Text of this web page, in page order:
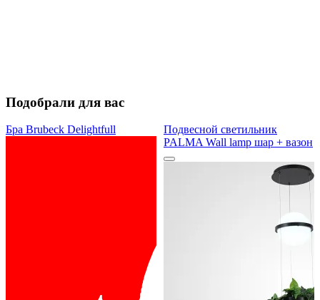
Подобрали для вас
Бра Brubeck Delightfull
Подвесной светильник
PALMA Wall lamp шар + вазон